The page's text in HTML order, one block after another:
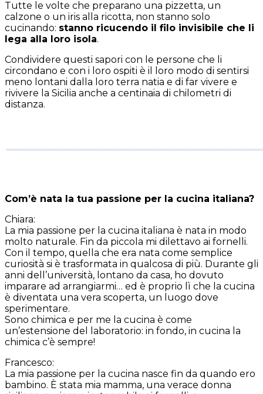
Tutte le volte che preparano una pizzetta, un
calzone o un iris alla ricotta, non stanno solo
cucinando: stanno ricucendo il filo invisibile che li
lega alla loro isola.
Condividere questi sapori con le persone che li
circondano e con i loro ospiti è il loro modo di sentirsi
meno lontani dalla loro terra natia e di far vivere e
rivivere la Sicilia anche a centinaia di chilometri di
distanza.
Com’è nata la tua passione per la cucina italiana?
Chiara:
La mia passione per la cucina italiana è nata in modo
molto naturale. Fin da piccola mi dilettavo ai fornelli.
Con il tempo, quella che era nata come semplice
curiosità si è trasformata in qualcosa di più. Durante gli
anni dell’università, lontano da casa, ho dovuto
imparare ad arrangiarmi… ed è proprio lì che la cucina
è diventata una vera scoperta, un luogo dove
sperimentare.
Sono chimica e per me la cucina è come
un’estensione del laboratorio: in fondo, in cucina la
chimica c’è sempre!
Francesco:
La mia passione per la cucina nasce fin da quando ero
bambino. È stata mia mamma, una verace donna